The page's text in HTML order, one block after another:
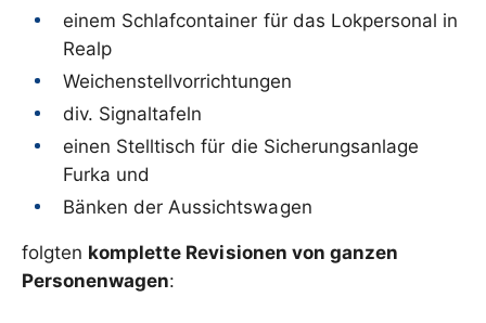
einem Schlafcontainer für das Lokpersonal in
Realp
Weichenstellvorrichtungen
div. Signaltafeln
einen Stelltisch für die Sicherungsanlage
Furka und
Bänken der Aussichtswagen
folgten komplette Revisionen von ganzen
Personenwagen: